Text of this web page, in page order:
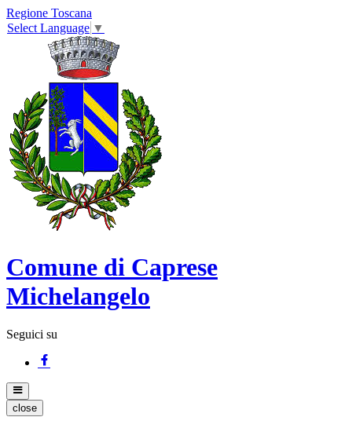
Regione Toscana
Select Language ▼
Comune di Caprese
Michelangelo
Seguici su
close